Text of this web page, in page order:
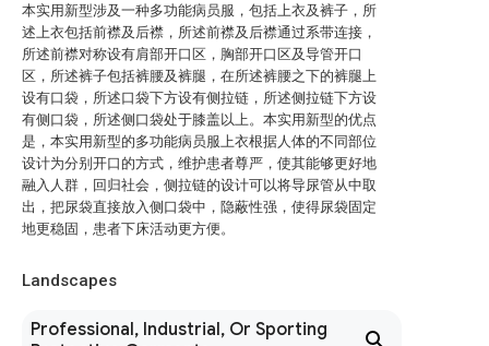
本实用新型涉及一种多功能病员服，包括上衣及裤子，所
述上衣包括前襟及后襟，所述前襟及后襟通过系带连接，
所述前襟对称设有肩部开口区，胸部开口区及导管开口
区，所述裤子包括裤腰及裤腿，在所述裤腰之下的裤腿上
设有口袋，所述口袋下方设有侧拉链，所述侧拉链下方设
有侧口袋，所述侧口袋处于膝盖以上。本实用新型的优点
是，本实用新型的多功能病员服上衣根据人体的不同部位
设计为分别开口的方式，维护患者尊严，使其能够更好地
融入人群，回归社会，侧拉链的设计可以将导尿管从中取
出，把尿袋直接放入侧口袋中，隐蔽性强，使得尿袋固定
地更稳固，患者下床活动更方便。
Landscapes
Professional, Industrial, Or Sporting